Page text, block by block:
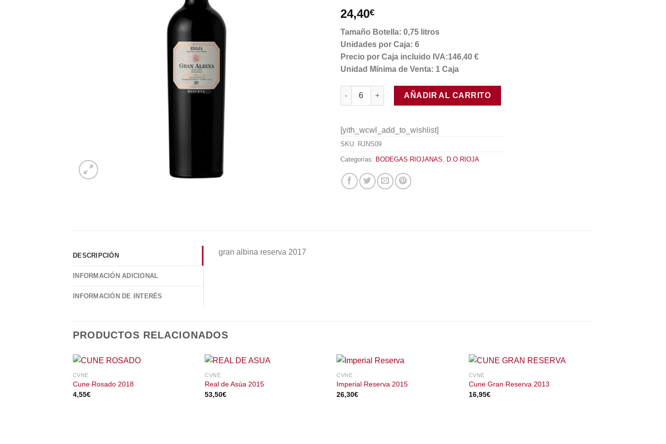
24,40€
Tamaño Botella: 0,75 litros
Unidades por Caja: 6
Precio por Caja incluido IVA:146,40 €
Unidad Mínima de Venta: 1 Caja
Gran Albina Reserva 2017 cantidad
AÑADIR AL CARRITO
[yith_wcwl_add_to_wishlist]
SKU: RJNS09
Categorías: BODEGAS RIOJANAS D.O RIOJA
DESCRIPCIÓN
INFORMACIÓN ADICIONAL
INFORMACIÓN DE INTERÉS
gran albina reserva 2017
PRODUCTOS RELACIONADOS
CVNE
Cune Rosado 2018
4,55€
CVNE
Real de Asúa 2015
53,50€
CVNE
Imperial Reserva 2015
26,30€
CVNE
Cune Gran Reserva 2013
16,95€